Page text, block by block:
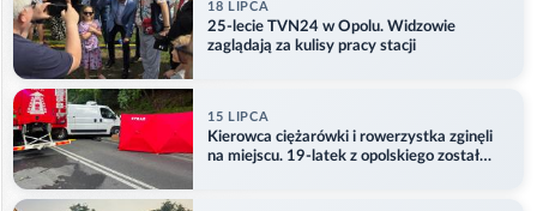
18 LIPCA
25-lecie TVN24 w Opolu. Widzowie
zaglądają za kulisy pracy stacji
15 LIPCA
Kierowca ciężarówki i rowerzystka zginęli
na miejscu. 19-latek z opolskiego został